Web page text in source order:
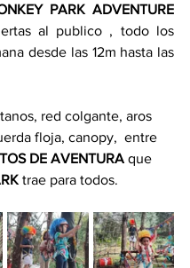
al publico , todo los
desde las 12m hasta las
red colgante, aros
floja, canopy,  entre
DE AVENTURA que
trae para todos.